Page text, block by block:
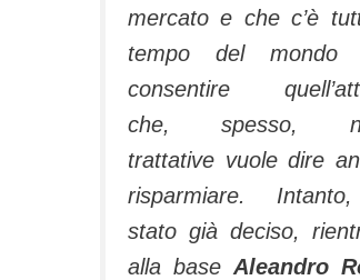
mercato e che c’è
tempo del mondo
consentire
che, spesso,
trattative vuole dire
risparmiare.
stato già deciso,
alla base Ale­andro